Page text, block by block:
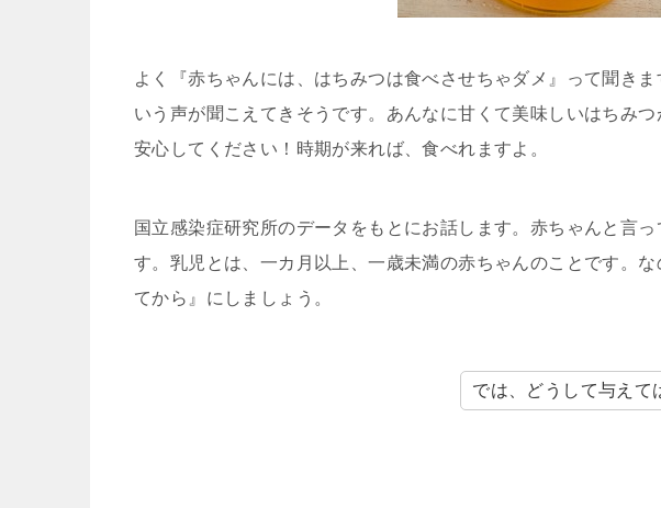
よく『赤ちゃんには、はちみつは食べさせちゃダメ』って聞き
いう声が聞こえてきそうです。あんなに甘くて美味しいはちみ
安心してください！時期が来れば、食べれますよ。
国立感染症研究所のデータをもとにお話します。赤ちゃんと言
す。乳児とは、一カ月以上、一歳未満の赤ちゃんのことです。
てから』にしましょう。
では、どうして与えて